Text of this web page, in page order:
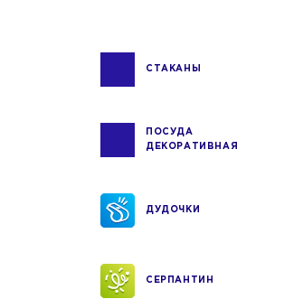
СТАКАНЫ
ПОСУДА
ДЕКОРАТИВНАЯ
ДУДОЧКИ
СЕРПАНТИН